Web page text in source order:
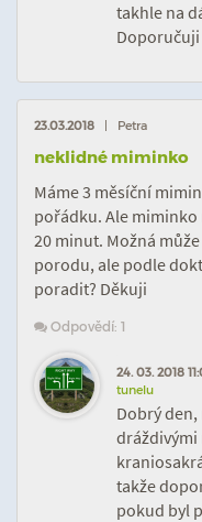
takhle na
Doporučuji
23.03.2018 | Petra
neklidné miminko
Máme 3 měsíční
pořádku. Ale miminko
20 minut. Možná
porodu, ale podle
poradit? Děkuji
Odpovědí: 1
24. 03. 2018
tunelu
Dobrý
dráždivými
takže
pokud byl